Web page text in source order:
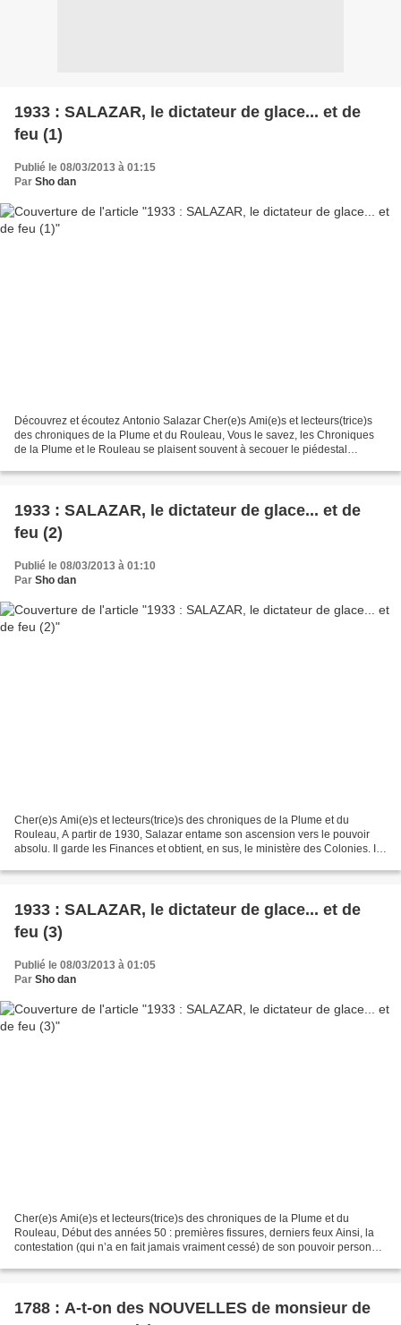
1933 : SALAZAR, le dictateur de glace... et de
feu (1)
Publié le 08/03/2013 à 01:15
Par Sho dan
Découvrez et écoutez Antonio Salazar Cher(e)s Ami(e)s et lecteurs(trice)s
des chroniques de la Plume et du Rouleau, Vous le savez, les Chroniques
de la Plume et le Rouleau se plaisent souvent à secouer le piédestal
1933 : SALAZAR, le dictateur de glace... et de
feu (2)
Publié le 08/03/2013 à 01:10
Par Sho dan
Cher(e)s Ami(e)s et lecteurs(trice)s des chroniques de la Plume et du
Rouleau, A partir de 1930, Salazar entame son ascension vers le pouvoir
absolu. Il garde les Finances et obtient, en sus, le ministère des Colonies. Il
1933 : SALAZAR, le dictateur de glace... et de
feu (3)
Publié le 08/03/2013 à 01:05
Par Sho dan
Cher(e)s Ami(e)s et lecteurs(trice)s des chroniques de la Plume et du
Rouleau, Début des années 50 : premières fissures, derniers feux Ainsi, la
contestation (qui n’a en fait jamais vraiment cessé) de son pouvoir personnel
1788 : A-t-on des NOUVELLES de monsieur de